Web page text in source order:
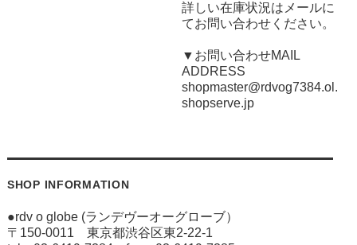
詳しい在庫状況はメールに
てお問い合わせください。
▼お問い合わせMAIL
ADDRESS
shopmaster@rdvog7384.ol.
shopserve.jp
SHOP INFORMATION
●rdv o globe (ランデヴーオーグローブ）
〒150-0011 東京都渋谷区東2-22-1